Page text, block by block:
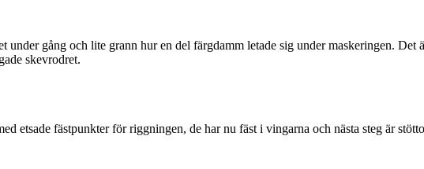
gång och lite grann hur en del färgdamm letade sig under maskeringen. Det
skevrodret.
etsade fästpunkter för riggningen, de har nu fäst i vingarna och nästa steg är